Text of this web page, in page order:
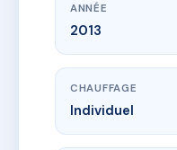
ANNÉE
2013
CHAUFFAGE
Individuel